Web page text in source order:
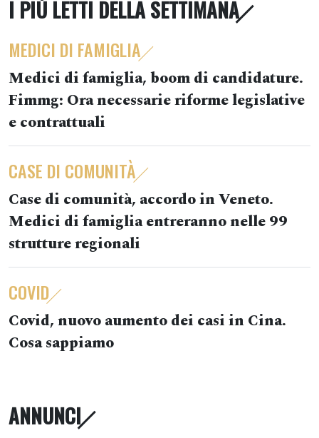
I PIÙ LETTI DELLA SETTIMANA
MEDICI DI FAMIGLIA
Medici di famiglia, boom di candidature.
Fimmg: Ora necessarie riforme legislative
e contrattuali
CASE DI COMUNITÀ
Case di comunità, accordo in Veneto.
Medici di famiglia entreranno nelle 99
strutture regionali
COVID
Covid, nuovo aumento dei casi in Cina.
Cosa sappiamo
ANNUNCI